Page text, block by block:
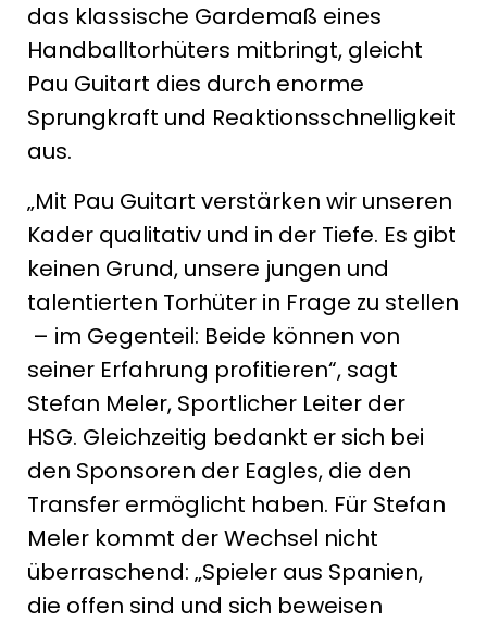
das klassische Gardemaß eines
Handballtorhüters mitbringt, gleicht
Pau Guitart dies durch enorme
Sprungkraft und Reaktionsschnelligkeit
aus.
„Mit Pau Guitart verstärken wir unseren
Kader qualitativ und in der Tiefe. Es gibt
keinen Grund, unsere jungen und
talentierten Torhüter in Frage zu stellen
– im Gegenteil: Beide können von
seiner Erfahrung profitieren“, sagt
Stefan Meler, Sportlicher Leiter der
HSG. Gleichzeitig bedankt er sich bei
den Sponsoren der Eagles, die den
Transfer ermöglicht haben. Für Stefan
Meler kommt der Wechsel nicht
überraschend: „Spieler aus Spanien,
die offen sind und sich beweisen